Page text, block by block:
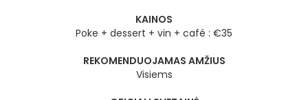
KAINOS
Poke + dessert + vin + café : €35
REKOMENDUOJAMAS AMŽIUS
Visiems